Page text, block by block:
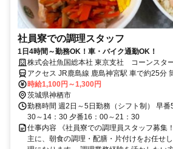
社員寮での調理スタッフ
1日4時間～勤務OK！車・バイク通勤OK！
株式会社魚国総本社 東京支社 コーンスタ
アクセス JR鹿島線 鹿島神宮駅 車で約25分
駅発のバス)
時給1,100円～1,300円
茨城県神栖市
勤務時間 週2日～5日勤務（シフト制） 早番
30～14：30 夕番16：00～21：30
仕事内容 《社員寮での調理員スタッフ募集
主に、朝食の調理・配膳・片付けをお任せ